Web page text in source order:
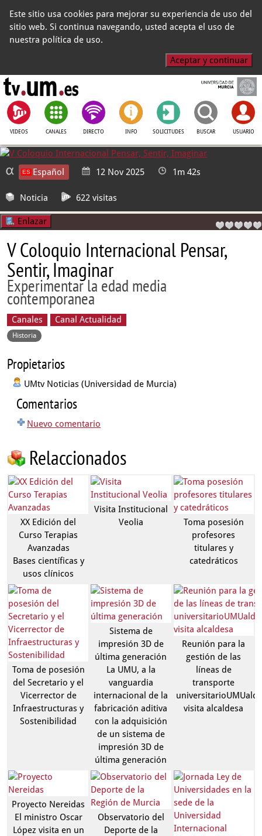
Este sitio usa cookies para mejorar su experiencia de uso del
sitio web. Si continua navegando, usted acepta el uso de
nuestra política de uso.
Aceptar y continuar
VIDEOS CANALES DIRECTO INFO SOLICITUDES BUSCAR USUARIO
Español 12 Nov 2025 1m 42s
Noticia 622 visitas
Enlazar
V Coloquio Internacional Pensar,
Sentir, Imaginar
Experimentar la edad media
contemporanea
Canales Canal Actualidad
Historia
Propietarios
UMtv Noticias (Universidad de Murcia)
Comentarios
Nuevo comentario
Relaccionados
XX Edición del
Curso Terapias
Avanzadas
Bases científicas y
usos clínicos
Visita Institucional
Veolia
Toma posesión
profesores
titulares y
catedráticos
Toma de posesión
del Secretario y el
Vicerrector de
Infraestructuras y
Sostenibilidad
Sistema de
impresión 3D de
última generación
La UMU, a la
vanguardia
internacional de la
fabricación aditiva
con la adquisición
de un sistema de
impresión 3D de
última generación
Reunión para la
gestión de las
líneas de
transporte
visita alcaldesa
Proyecto Nereidas
El ministro Oscar
López visita en un
Observatorio del
Deporte de la